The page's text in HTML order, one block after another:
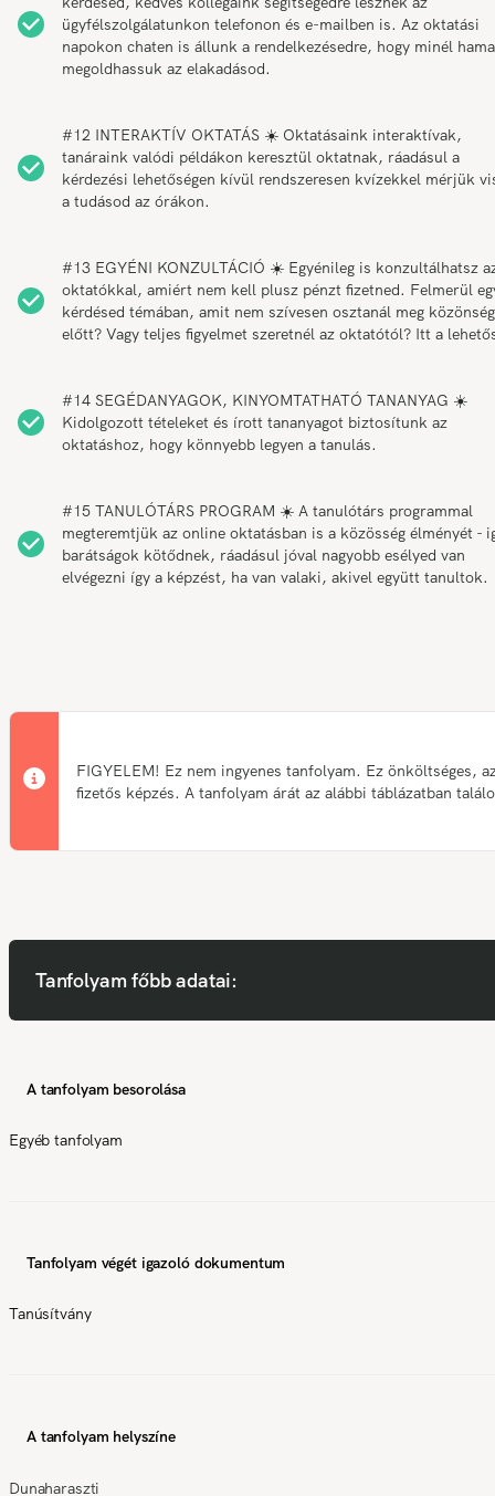
ügyfélszolgálatunkon telefonon és e-mailben is. Az oktatási
napokon chaten is állunk a rendelkezésedre, hogy minél
megoldhassuk az elakadásod.
#12 INTERAKTÍV OKTATÁS ☀️ Oktatásaink interaktívak,
tanáraink valódi példákon keresztül oktatnak, ráadásul a
kérdezési lehetőségen kívül rendszeresen kvízekkel mérjük
a tudásod az órákon.
#13 EGYÉNI KONZULTÁCIÓ ☀️ Egyénileg is konzultálhatsz
oktatókkal, amiért nem kell plusz pénzt fizetned. Felmerül
kérdésed témában, amit nem szívesen osztanál meg közönség
előtt? Vagy teljes figyelmet szeretnél az oktatótól? Itt a
#14 SEGÉDANYAGOK, KINYOMTATHATÓ TANANYAG ☀️
Kidolgozott tételeket és írott tananyagot biztosítunk az
oktatáshoz, hogy könnyebb legyen a tanulás.
#15 TANULÓTÁRS PROGRAM ☀️ A tanulótárs programmal
megteremtjük az online oktatásban is a közösség élményét -
barátságok kötődnek, ráadásul jóval nagyobb esélyed van
elvégezni így a képzést, ha van valaki, akivel együtt tanultok.
FIGYELEM! Ez nem ingyenes tanfolyam. Ez önköltséges,
fizetős képzés. A tanfolyam árát az alábbi táblázatban
Tanfolyam főbb adatai:
A tanfolyam besorolása
Egyéb tanfolyam
Tanfolyam végét igazoló dokumentum
Tanúsítvány
A tanfolyam helyszíne
Dunaharaszti